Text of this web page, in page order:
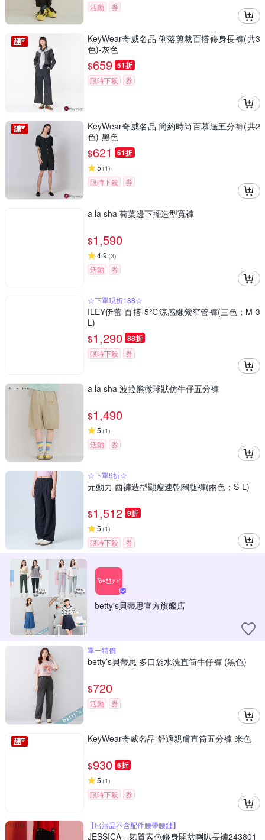
活動 券
KeyWear奇威名品 俐落剪裁百搭修身長褲(共3
色)-灰色
$659 51折
限時下殺 券
KeyWear奇威名品 簡約時尚百慕達五分褲(共2
色)-黑色
$621 61折
5 (1)
限時下殺 券
a la sha 荷葉邊下擺造型寬褲
$1,590
4.9 (3)
活動 券
☆下單現折188☆
ILEY伊蕾 百搭-5℃涼感縲縈窄管褲(三色；M-3
L)
$1,290 88折
限時下殺 券
a la sha 波拉熊微球狀仿牛仔五分褲
$1,490
5 (1)
活動 券
☆下單9折☆
元動力 西褲造型顯瘦速乾闊腿褲(兩色；S-L)
$1,512 9折
5 (1)
限時下殺 券
betty's貝蒂思官方旗艦店
單一特價
betty’s貝蒂思 多口袋水洗直筒牛仔褲 (黑色)
$720
活動 券
KeyWear奇威名品 舒適親膚直筒五分褲-米色
$930 6折
5 (1)
限時下殺 券
【出清品不含配件腰帶腰鏈】
JESSICA - 氣質素色修身開岔喇叭長褲243801